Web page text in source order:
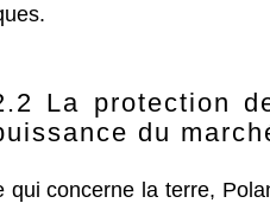
La protection
du
qui concerne la terre,